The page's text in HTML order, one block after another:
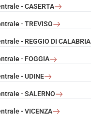
- CASERTA
- TREVISO
- REGGIO DI CALABRIA
- FOGGIA
- UDINE
- SALERNO
- VICENZA